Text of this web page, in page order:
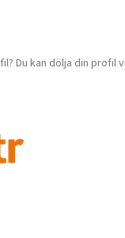
Du kan dölja din profil